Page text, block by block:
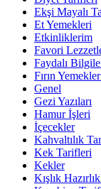
Ekşi Mayalı
Et Yemekleri
Etkinliklerim
Favori
Faydalı
Fırın
Genel
Gezi Yazıları
Hamur İşleri
İçecekler
Kahvaltılık
Kek Tarifleri
Kekler
Kışlık